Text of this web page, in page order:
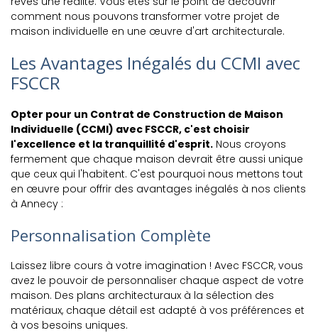
comment nous pouvons transformer votre projet de
maison individuelle en une œuvre d'art architecturale.
Les Avantages Inégalés du CCMI avec
FSCCR
Opter pour un Contrat de Construction de Maison
Individuelle (CCMI) avec FSCCR, c'est choisir
l'excellence et la tranquillité d'esprit. Nous croyons
fermement que chaque maison devrait être aussi unique
que ceux qui l'habitent. C'est pourquoi nous mettons tout
en œuvre pour offrir des avantages inégalés à nos clients
à Annecy :
Personnalisation Complète
Laissez libre cours à votre imagination ! Avec FSCCR, vous
avez le pouvoir de personnaliser chaque aspect de votre
maison. Des plans architecturaux à la sélection des
matériaux, chaque détail est adapté à vos préférences et
à vos besoins uniques.